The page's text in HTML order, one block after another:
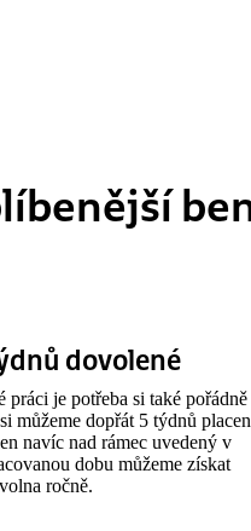
dovolené
práci je potřeba si také pořádně
můžeme dopřát 5 týdnů
navíc nad rámec uvedený v
dobu můžeme získat
ročně.